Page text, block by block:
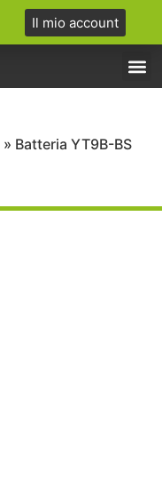
Il mio account
» Batteria YT9B-BS